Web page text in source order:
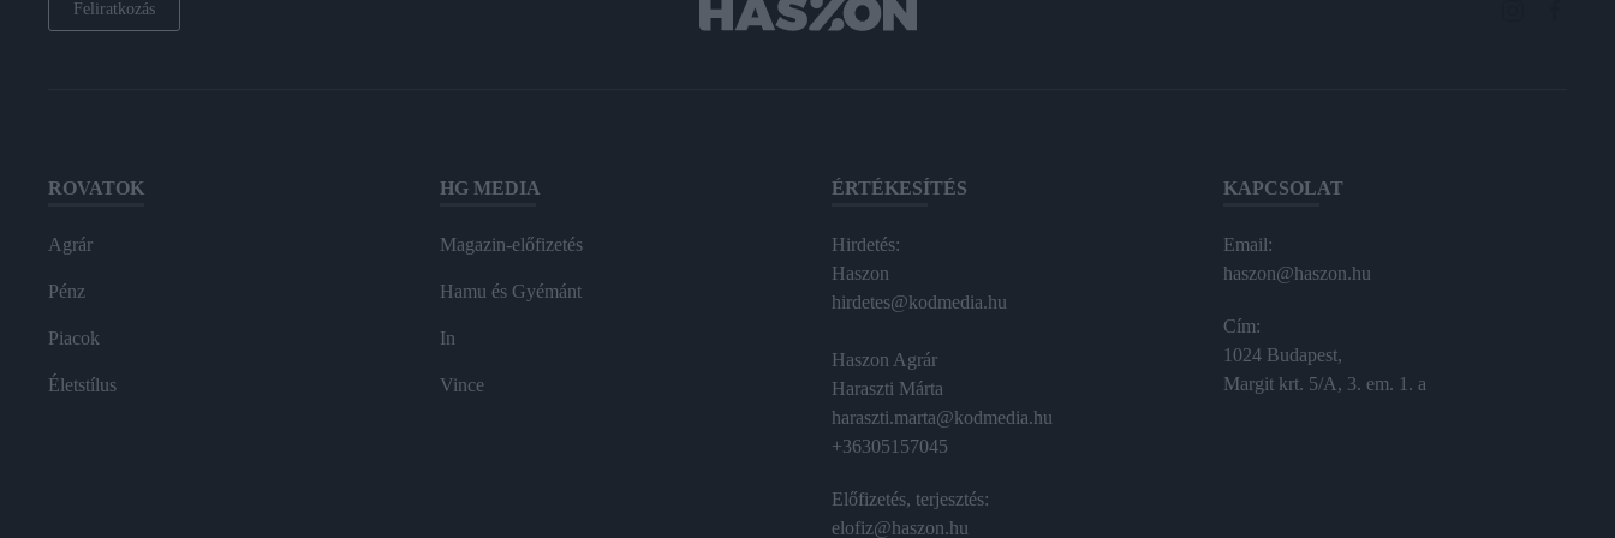
Feliratkozás
ROVATOK
Agrár
Pénz
Piacok
Életstílus
HG MEDIA
Magazin-előfizetés
Hamu és Gyémánt
In
Vince
ÉRTÉKESÍTÉS
Hirdetés:
Haszon
hirdetes@kodmedia.hu
Haszon Agrár
Haraszti Márta
haraszti.marta@kodmedia.hu
+36305157045
Előfizetés, terjesztés:
elofiz@haszon.hu
KAPCSOLAT
Email:
haszon@haszon.hu
Cím:
1024 Budapest,
Margit krt. 5/A, 3. em. 1. a